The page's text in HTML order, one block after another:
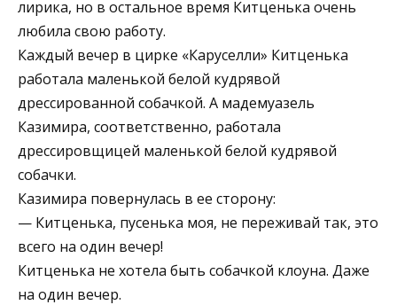
лирика, но в остальное время Китценька очень
любила свою работу.
Каждый вечер в цирке «Каруселли» Китценька
работала маленькой белой кудрявой
дрессированной собачкой. А мадемуазель
Казимира, соответственно, работала
дрессировщицей маленькой белой кудрявой
собачки.
Казимира повернулась в ее сторону:
— Китценька, пусенька моя, не переживай так, это
всего на один вечер!
Китценька не хотела быть собачкой клоуна. Даже
на один вечер.